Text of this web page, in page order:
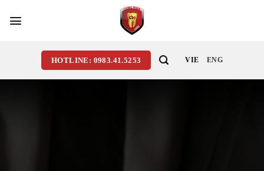
HOTLINE: 0983.41.5253 VIE ENG